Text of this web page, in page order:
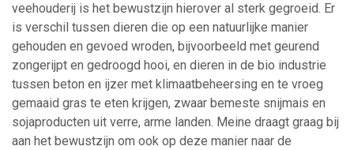
veehouderij is het bewustzijn hierover al sterk gegroeid. Er
is verschil tussen dieren die op een natuurlijke manier
gehouden en gevoed wroden, bijvoorbeeld met geurend
zongerijpt en gedroogd hooi, en dieren in de bio industrie
tussen beton en ijzer met klimaatbeheersing en te vroeg
gemaaid gras te eten krijgen, zwaar bemeste snijmais en
sojaproducten uit verre, arme landen. Meine draagt graag bij
aan het bewustzijn om ook op deze manier naar de